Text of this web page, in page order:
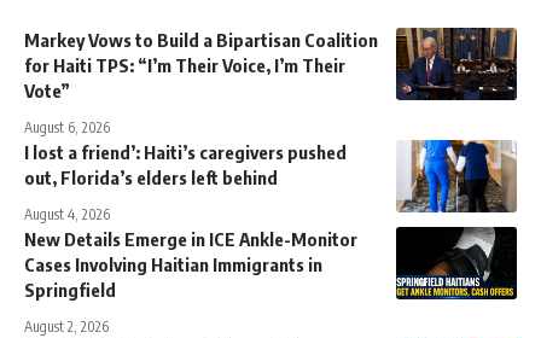
Markey Vows to Build a Bipartisan Coalition
for Haiti TPS: “I’m Their Voice, I’m Their
Vote”
August 6, 2026
I lost a friend’: Haiti’s caregivers pushed
out, Florida’s elders left behind
August 4, 2026
New Details Emerge in ICE Ankle-Monitor
Cases Involving Haitian Immigrants in
Springfield
August 2, 2026